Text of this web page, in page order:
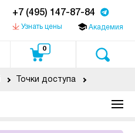
+7 (495) 147-87-84
Узнать цены Академия
0
Точки доступа